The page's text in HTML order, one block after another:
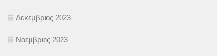
Δεκέμβριος 2023
Νοέμβριος 2023